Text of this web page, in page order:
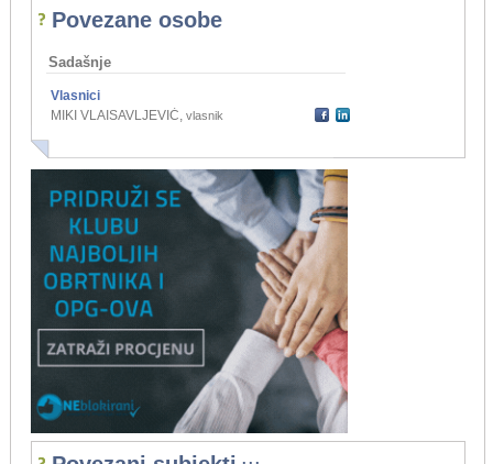
Povezane osobe
Sadašnje
Vlasnici
MIKI VLAISAVLJEVIĆ, vlasnik
...